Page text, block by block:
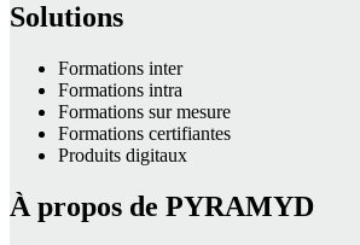
Solutions
Formations inter
Formations intra
Formations sur mesure
Formations certifiantes
Produits digitaux
À propos de PYRAMYD